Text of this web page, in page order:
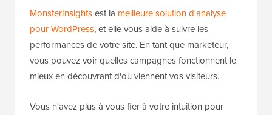
MonsterInsightsest la meilleure solution d'analyse
pour WordPress, et elle vous aide à suivre les
performances de votre site. En tant que marketeur,
vous pouvez voir quelles campagnes fonctionnent le
mieux en découvrant d'où viennent vos visiteurs.
Vous n'avez plus à vous fier à votre intuition pour